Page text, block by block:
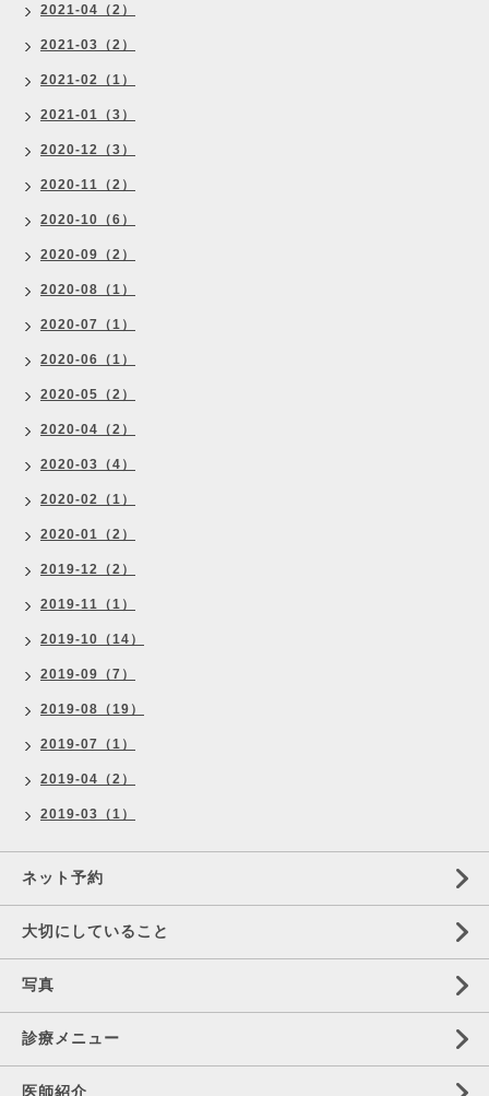
2021-04（2）
2021-03（2）
2021-02（1）
2021-01（3）
2020-12（3）
2020-11（2）
2020-10（6）
2020-09（2）
2020-08（1）
2020-07（1）
2020-06（1）
2020-05（2）
2020-04（2）
2020-03（4）
2020-02（1）
2020-01（2）
2019-12（2）
2019-11（1）
2019-10（14）
2019-09（7）
2019-08（19）
2019-07（1）
2019-04（2）
2019-03（1）
ネット予約
大切にしていること
写真
診療メニュー
医師紹介